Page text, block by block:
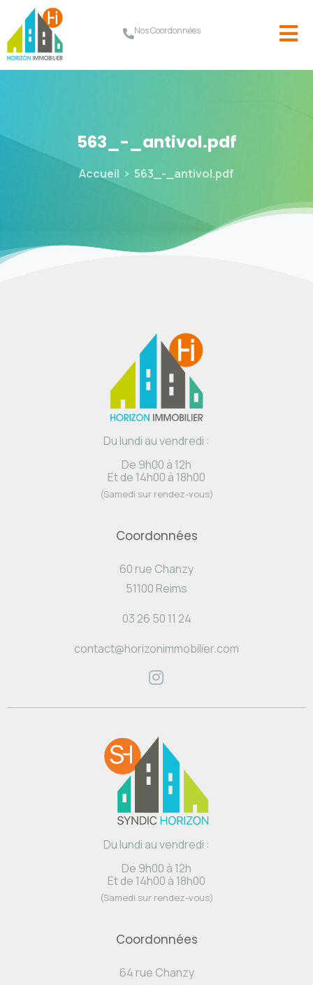
Nos Coordonnées
563_-_antivol.pdf
Accueil 563_-_antivol.pdf
Du lundi au vendredi :
De 9h00 à 12h
Et de 14h00 à 18h00
(Samedi sur rendez-vous)
Coordonnées
60 rue Chanzy
51100 Reims
03 26 50 11 24
contact@horizonimmobilier.com
Du lundi au vendredi :
De 9h00 à 12h
Et de 14h00 à 18h00
(Samedi sur rendez-vous)
Coordonnées
64 rue Chanzy